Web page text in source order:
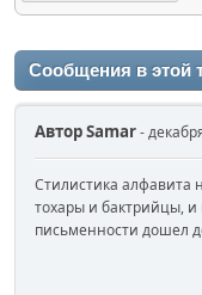
Сообщения в этой
АвторSamаr-
Стилистика алфавита
тохары и бактрийцы,
письменности дошел